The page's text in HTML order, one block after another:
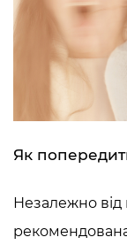
Як
Незалежно від